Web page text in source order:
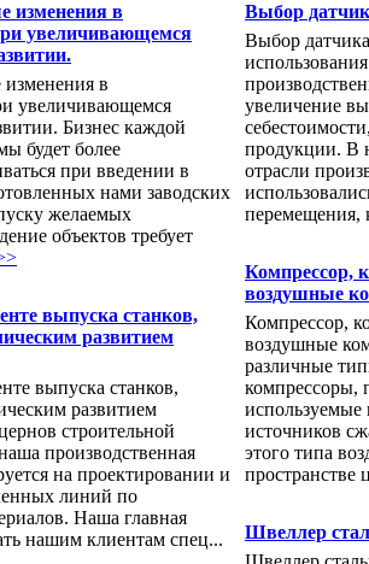
изменения в
увеличивающемся
изменения в
увеличивающемся
Бизнес каждой
будет более
при введении в
нами заводских
желаемых
объектов требует
выпуска станков,
развитием
выпуска станков,
развитием
строительной
производственная
на проектировании и
линий по
Наша главная
нашим клиентам спец...
Выбор
Выбор
увеличение
продукции. В
отрасли
перемещения,
Компрессор,
воздушные
Компрессор,
воздушные
различные
компрессоры,
используемые
источников
этого типа
пространстве
Швеллер